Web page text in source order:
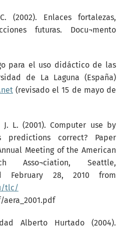
(2002). Enlaces fortalezas,
futuras. Docu¬mento
para el uso didáctico de las
de La Laguna (España)
(revisado el 15 de mayo de
L. (2001). Computer use by
predictions correct? Paper
Meeting of the American
Asso¬ciation, Seattle,
February 28, 2010 from
tlc/
Alberto Hurtado (2004).